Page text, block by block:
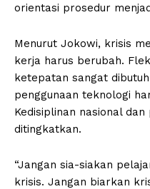
orientasi prosedur
Menurut Jokowi, krisis
kerja harus berubah.
ketepatan sangat
penggunaan teknologi
Kedisiplinan nasional
ditingkatkan.
“Jangan sia-siakan
krisis. Jangan biarkan